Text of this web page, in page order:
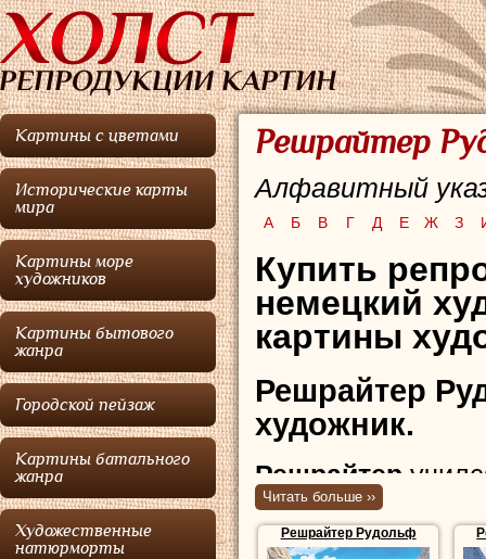
Картины с цветами
Исторические карты
мира
Картины море
художников
Картины бытового
жанра
Городской пейзаж
Картины батального
жанра
Художественные
натюрморты
Решрайтер
Алфавитный
А Б В Г Д Е Ж З
Купить
немецкий
картины
Решрайтер
художник.
Решрайтер
Гакля.
получил
Читать больше ››
Решрайтер Рудольф